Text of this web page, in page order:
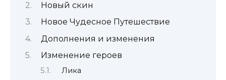
Новый скин
Новое Чудесное Путешествие
Дополнения и изменения
Изменение героев
Лика